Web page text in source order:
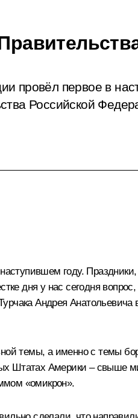
провёл первое в
Российской
году.
дня у нас сегодня
Андрея
темы, а именно с темы
Штатах Америки – свыше
«омикрон».